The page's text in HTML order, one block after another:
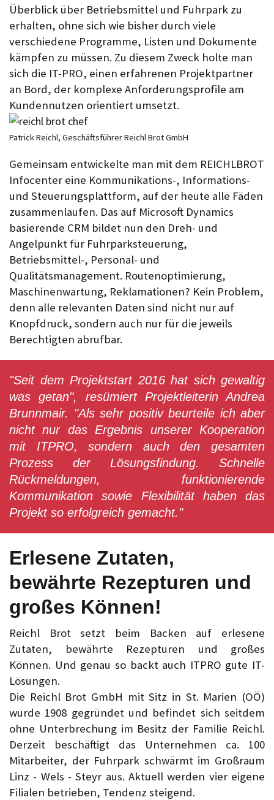
Überblick über Betriebsmittel und Fuhrpark zu
erhalten, ohne sich wie bisher durch viele
verschiedene Programme, Listen und Dokumente
kämpfen zu müssen. Zu diesem Zweck holte man
sich die IT-PRO, einen erfahrenen Projektpartner
an Bord, der komplexe Anforderungsprofile am
Kundennutzen orientiert umsetzt.
Patrick Reichl, Geschäftsführer Reichl Brot GmbH
Gemeinsam entwickelte man mit dem REICHLBROT
Infocenter eine Kommunikations-, Informations-
und Steuerungsplattform, auf der heute alle Fäden
zusammenlaufen. Das auf Microsoft Dynamics
basierende CRM bildet nun den Dreh- und
Angelpunkt für Fuhrparksteuerung,
Betriebsmittel-, Personal- und
Qualitätsmanagement. Routenoptimierung,
Maschinenwartung, Reklamationen? Kein Problem,
denn alle relevanten Daten sind nicht nur auf
Knopfdruck, sondern auch nur für die jeweils
Berechtigten abrufbar.
"Seit dem Projektstart 2016 hat sich gewaltig
was getan", resümiert Projektleiterin Andrea
Brunnmair. "Als sehr positiv beurteile ich aber
nicht nur das Ergebnis unserer Kooperation
mit ITPRO, sondern auch den gesamten
Prozess der Lösungsfindung. Schnelle
Rückmeldungen, funktionierende
Kommunikation sowie Flexibilität haben das
Projekt so erfolgreich gemacht."
Erlesene Zutaten,
bewährte Rezepturen und
großes Können!
Reichl Brot setzt beim Backen auf erlesene
Zutaten, bewährte Rezepturen und großes
Können. Und genau so backt auch ITPRO gute IT-
Lösungen.
Die Reichl Brot GmbH mit Sitz in St. Marien (OÖ)
wurde 1908 gegründet und befindet sich seitdem
ohne Unterbrechung im Besitz der Familie Reichl.
Derzeit beschäftigt das Unternehmen ca. 100
Mitarbeiter, der Fuhrpark schwärmt im Großraum
Linz - Wels - Steyr aus. Aktuell werden vier eigene
Filialen betrieben, Tendenz steigend.